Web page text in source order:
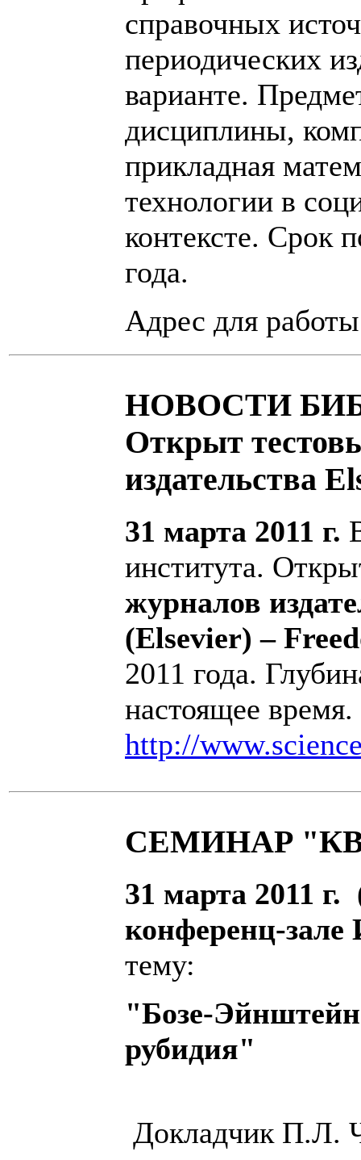
справочных
периодических
варианте.
дисциплины,
прикладная
технологии в
контексте. Срок
года.
Адрес для
НОВОСТИ
Открыт
издательства
31 марта 2011 г.
института.
журналов
(Elsevier) –
2011 года.
настоящее
http://
СЕМИНАР
31 марта 2011 г.
конференц-
тему:
"Бозе-
рубидия"
Докладчик П.Л.